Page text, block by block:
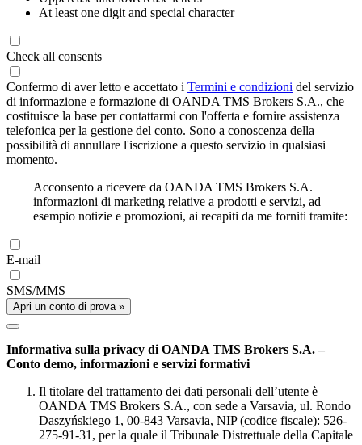
At least one digit and special character
Check all consents
Confermo di aver letto e accettato i Termini e condizioni del servizio
di informazione e formazione di OANDA TMS Brokers S.A., che
costituisce la base per contattarmi con l'offerta e fornire assistenza
telefonica per la gestione del conto. Sono a conoscenza della
possibilità di annullare l'iscrizione a questo servizio in qualsiasi
momento.
Acconsento a ricevere da OANDA TMS Brokers S.A.
informazioni di marketing relative a prodotti e servizi, ad
esempio notizie e promozioni, ai recapiti da me forniti tramite:
E-mail
SMS/MMS
Apri un conto di prova »
Informativa sulla privacy di OANDA TMS Brokers S.A. –
Conto demo, informazioni e servizi formativi
Il titolare del trattamento dei dati personali dell’utente è
OANDA TMS Brokers S.A., con sede a Varsavia, ul. Rondo
Daszyńskiego 1, 00-843 Varsavia, NIP (codice fiscale): 526-
275-91-31, per la quale il Tribunale Distrettuale della Capitale